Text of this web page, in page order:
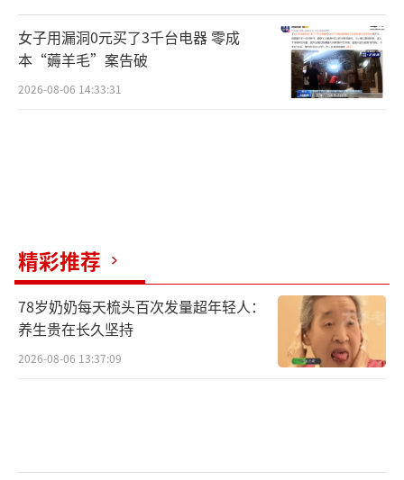
女子用漏洞0元买了3千台电器 零成
本“薅羊毛”案告破
2026-08-06 14:33:31
精彩推荐
78岁奶奶每天梳头百次发量超年轻人：
养生贵在长久坚持
2026-08-06 13:37:09